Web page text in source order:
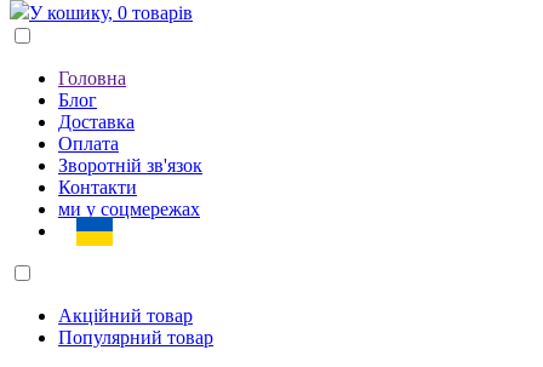
У кошику, 0 товарів
Головна
Блог
Доставка
Оплата
Зворотній зв'язок
Контакти
ми у соцмережах
Акційний товар
Популярний товар